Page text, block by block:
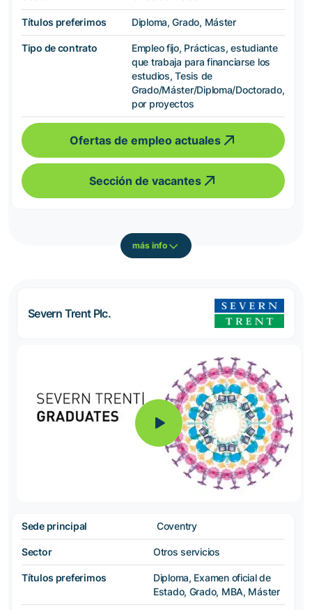
Títulos preferimos Diploma, Grado, Máster
Tipo de contrato
Empleo fijo, Prácticas, estudiante
que trabaja para financiarse los
estudios, Tesis de
Grado/Máster/Diploma/Doctorado,
por proyectos
Ofertas de empleo actuales
Sección de vacantes
más info
Severn Trent Plc.
Sede principal Coventry
Sector Otros servicios
Títulos preferimos
Diploma, Examen oficial de
Estado, Grado, MBA, Máster